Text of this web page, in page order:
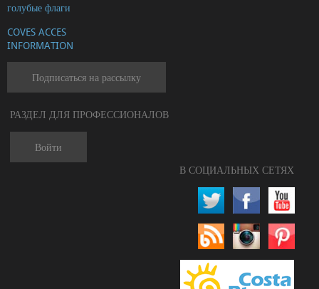
голубые флаги
COVES ACCES
INFORMATION
Подписаться на рассылку
РАЗДЕЛ ДЛЯ ПРОФЕССИОНАЛОВ
Войти
В СОЦИАЛЬНЫХ СЕТЯХ